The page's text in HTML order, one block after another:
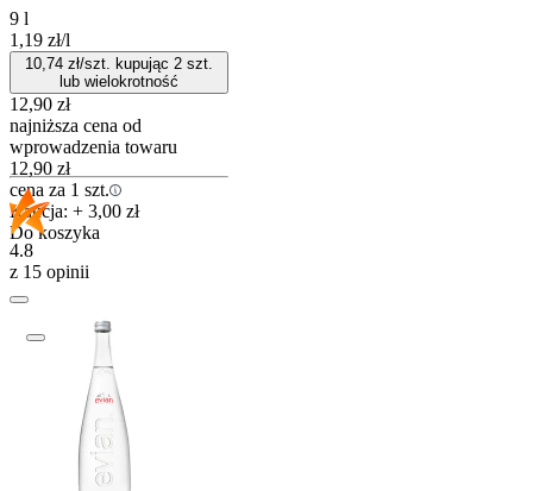
9 l
1,19 zł/l
10,74 zł/szt. kupując 2 szt.
lub wielokrotność
12,90 zł
najniższa cena od
wprowadzenia towaru
12,90 zł
cena za 1 szt.
Kaucja: + 3,00 zł
Do koszyka
4.8
z 15 opinii